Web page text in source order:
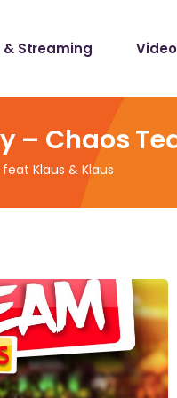
& Streaming
– Chaos
Klaus & Klaus